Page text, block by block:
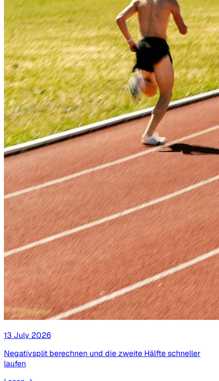
13 July 2026
Negativsplit berechnen und die zweite Hälfte schneller
laufen